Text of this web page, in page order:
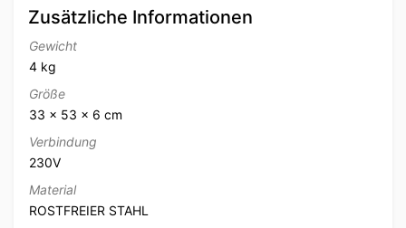
Zusätzliche Informationen
Gewicht
4 kg
Größe
33 × 53 × 6 cm
Verbindung
230V
Material
ROSTFREIER STAHL